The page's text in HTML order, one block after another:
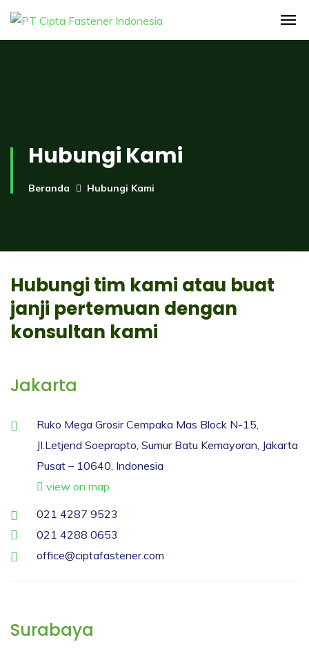
Hubungi Kami
Beranda Hubungi Kami
Hubungi tim kami atau buat
janji pertemuan dengan
konsultan kami
Jakarta
Ruko Mega Grosir Cempaka Mas Block N-15,
JI.Letjend Soeprapto, Sumur Batu Kemayoran, Jakarta
Pusat – 10640, Indonesia
view on map
021 4287 9523
021 4288 0653
office@ciptafastener.com
Surabaya